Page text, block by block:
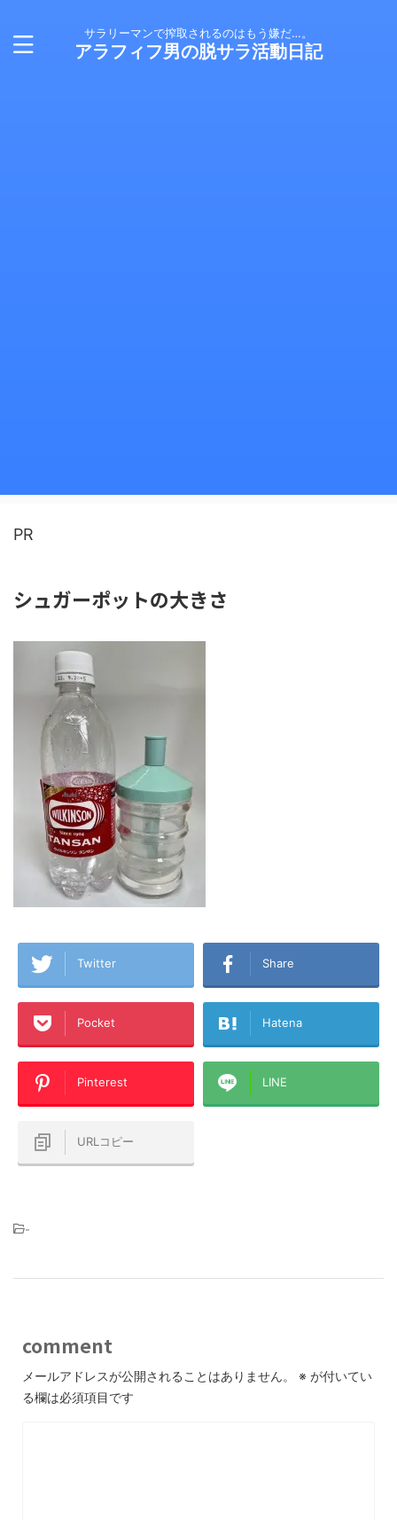
サラリーマンで搾取されるのはもう嫌だ…。
アラフィフ男の脱サラ活動日記
PR
シュガーポットの大きさ
Twitter Share
Pocket Hatena
Pinterest LINE
URLコピー
-
comment
メールアドレスが公開されることはありません。 ※ が付いてい
る欄は必須項目です